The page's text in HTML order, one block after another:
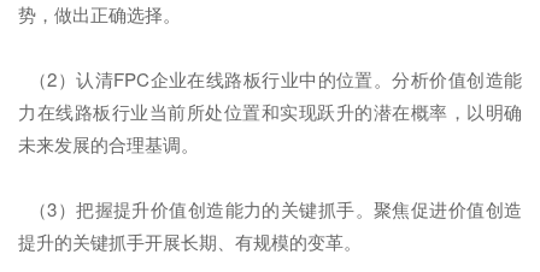
势，做出正确选择。
（2）认清FPC企业在线路板行业中的位置。分析价值创造能
力在线路板行业当前所处位置和实现跃升的潜在概率，以明确
未来发展的合理基调。
（3）把握提升价值创造能力的关键抓手。聚焦促进价值创造
提升的关键抓手开展长期、有规模的变革。